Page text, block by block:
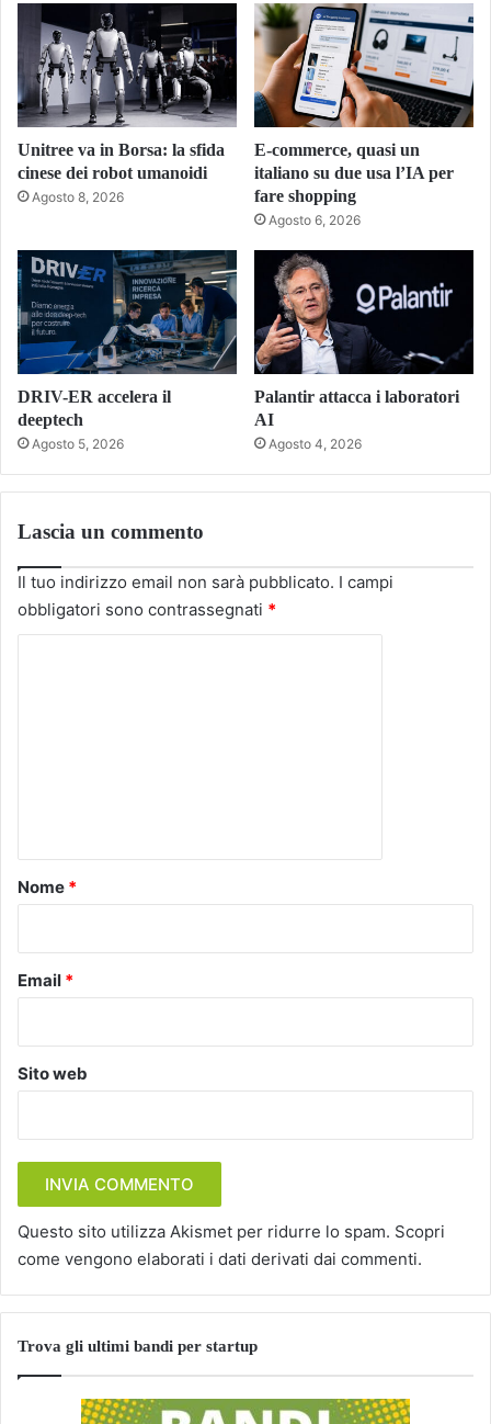
Unitree va in Borsa: la sfida
cinese dei robot umanoidi
Agosto 8, 2026
E-commerce, quasi un
italiano su due usa l’IA per
fare shopping
Agosto 6, 2026
DRIV-ER accelera il
deeptech
Agosto 5, 2026
Palantir attacca i laboratori
AI
Agosto 4, 2026
Lascia un commento
Il tuo indirizzo email non sarà pubblicato. I campi
obbligatori sono contrassegnati *
o
Nome *
Email *
Sito web
Questo sito utilizza Akismet per ridurre lo spam. Scopri
come vengono elaborati i dati derivati dai commenti.
Trova gli ultimi bandi per startup